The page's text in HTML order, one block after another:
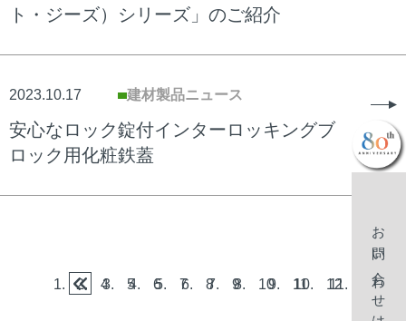
ト・ジーズ）シリーズ」のご紹介
2023.10.17 建材製品ニュース
安心なロック錠付インターロッキングブ
ロック用化粧鉄蓋
4 5 6 7 8 9 10 11 12